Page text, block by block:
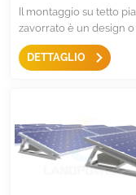
Il montaggio su tetto
zavorrato è un design o
pannello solare
orizzontale,Pochi
DETTAGLIO